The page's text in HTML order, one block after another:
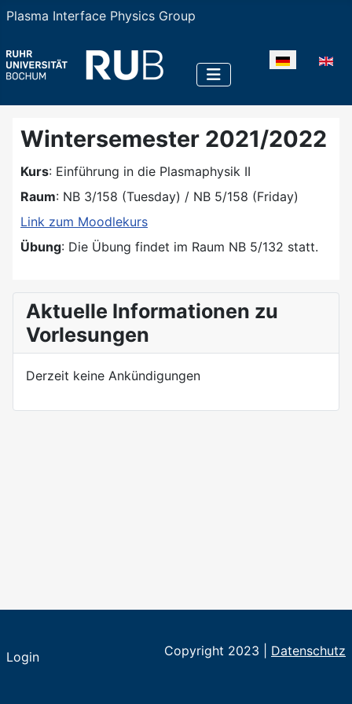
Plasma Interface Physics Group
Sprache
Aktuelle Informationen zu
Vorlesungen
Derzeit keine Ankündigungen
Wintersemester 2021/2022
Kurs: Einführung in die Plasmaphysik II
Raum: NB 3/158 (Tuesday) / NB 5/158 (Friday)
Link zum Moodlekurs
Übung: Die Übung findet im Raum NB 5/132 statt.
Login Copyright 2023 | Datenschutz